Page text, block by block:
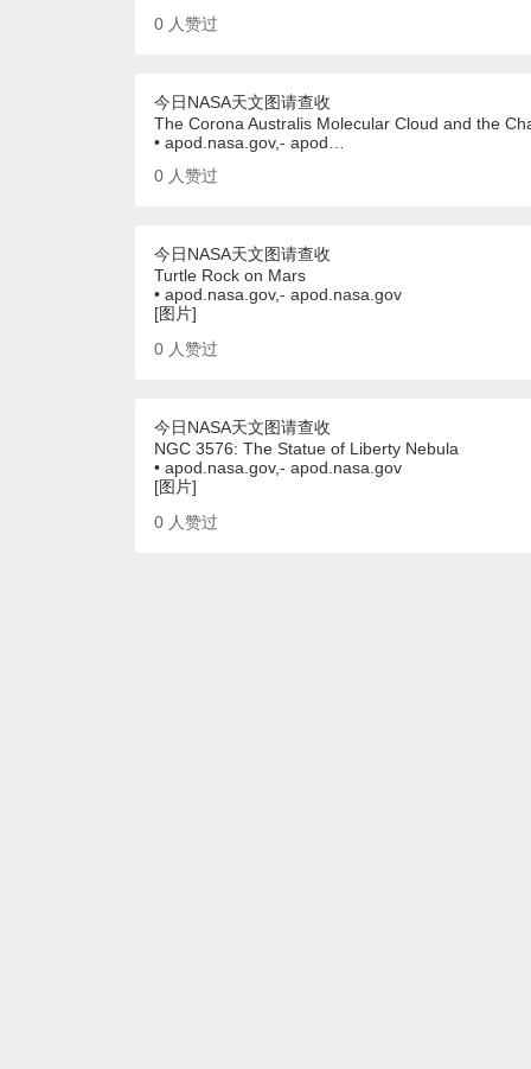
0 人赞过
今日NASA天文图请查收
The Corona Australis Molecular Cloud and the
• apod.nasa.gov,- apod…
0 人赞过
今日NASA天文图请查收
Turtle Rock on Mars
• apod.nasa.gov,- apod.nasa.gov
[图片]
0 人赞过
今日NASA天文图请查收
NGC 3576: The Statue of Liberty Nebula
• apod.nasa.gov,- apod.nasa.gov
[图片]
0 人赞过